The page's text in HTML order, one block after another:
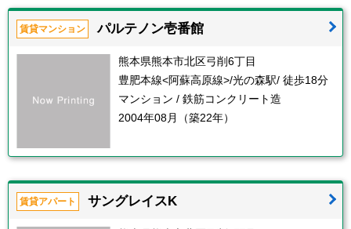
賃貸マンション パルテノン壱番館
熊本県熊本市北区弓削6丁目
豊肥本線<阿蘇高原線>/光の森駅/ 徒歩18分
マンション / 鉄筋コンクリート造
2004年08月（築22年）
賃貸アパート サングレイスK